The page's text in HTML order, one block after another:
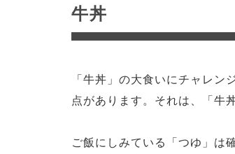
牛丼
「牛丼」の大食いにチャレ
点があります。それは、「牛
ご飯にしみている「つゆ」は